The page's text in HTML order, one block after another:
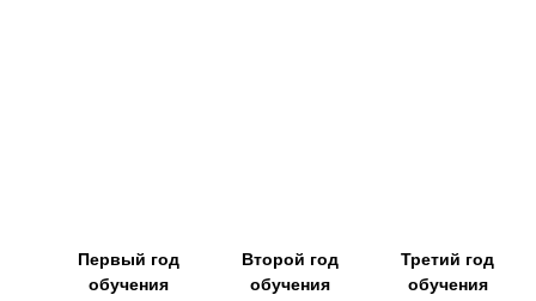
Первый год
обучения
Второй год
обучения
Третий год
обучения